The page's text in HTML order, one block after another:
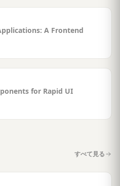
A Frontend
for Rapid UI
すべて見る